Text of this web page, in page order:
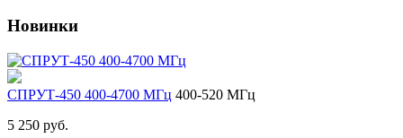
Новинки
СПРУТ-450 400-4700 МГц 400-520 МГц
5 250 руб.